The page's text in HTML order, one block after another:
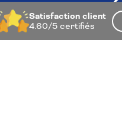
Satisfaction client
4.60/5 certifiés